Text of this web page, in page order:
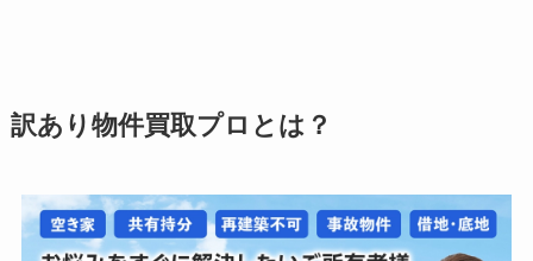
訳あり物件買取プロとは？